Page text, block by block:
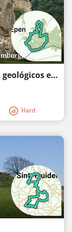
Ruta de senderismo Vaals - Tesoros geológicos en el valle de Geul
Hard